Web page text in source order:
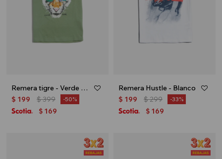
Remera tigre - Verde musgo
$ 199 $399 50
$ 169
Remera Hustle - Blanco
$ 199 $299 33
$ 169